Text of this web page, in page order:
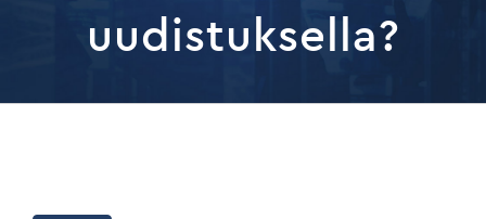
uudistuksella?